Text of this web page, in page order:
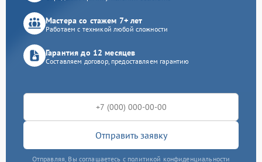
Мастера со стажем 7+ лет
Работаем с техникой любой сложности
Гарантия до 12 месяцев
Составляем договор, предоставляем гарантию
Отправить заявку
Отправляя, Вы соглашаетесь с политикой конфиденциальности